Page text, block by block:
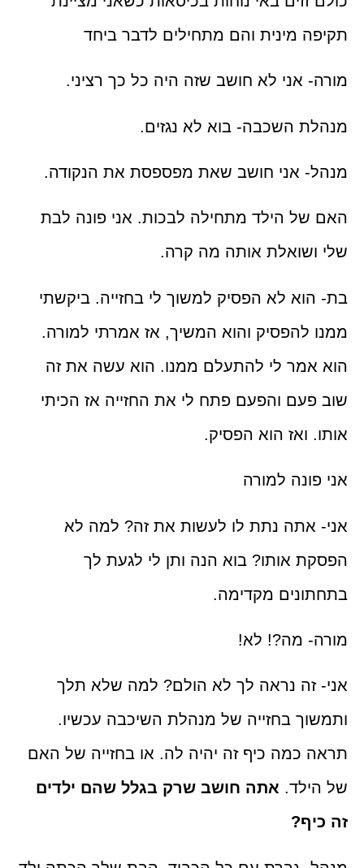
מינית והם מתחילים לדבר ביחד
אני לא חושב שזה היה כל כך רציני.
השכבה- בוא לא נגזים.
אני חושב שאת מפספסת את הנקודה.
הילד מתחילה לבכות. אני פונה לבת
אותה מה קרה.
לא הפסיק למשוך לי בחזייה. ביקשתי
להפסיק והוא המשיך, אז אמרתי למורה.
לי להתעלם ממנו. הוא עשה את זה
והפעם פתח לי את החזייה אז הכיתי
ואז הוא הפסיק.
למורה
נתת לו לעשות את זה? למה לא
אותו? בוא הנה ותן לי לגעת לך
מקדימה.
מה?! לא!
נראה לך לא הולם? למה שלא תלך
בחזייה של מנהלת השיכבה עכשיו.
כמה כיף זה יהיה לה. או בחזייה של האם
אתה חושב שרק בגלל שהם ילדים